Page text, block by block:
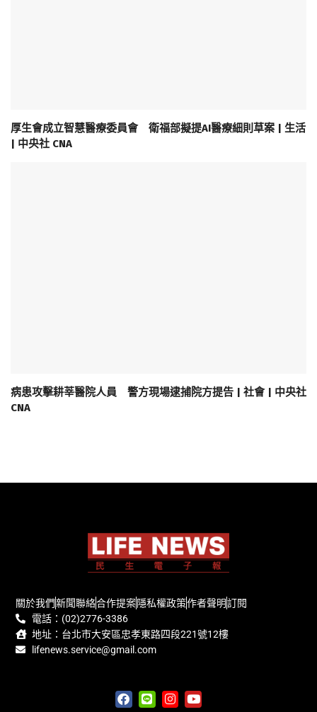
厚生會成立智慧醫療委員會 衛福部擬提AI醫療細則草案 | 生活
| 中央社 CNA
病患攻擊耕莘醫院人員 警方現場逮捕院方提告 | 社會 | 中央社
CNA
關於我們新聞聯絡合作提案隱私權政策作者聲明訂閱
電話：(02)2776-3386
地址：台北市大安區忠孝東路四段221號12樓
lifenews.service@gmail.com